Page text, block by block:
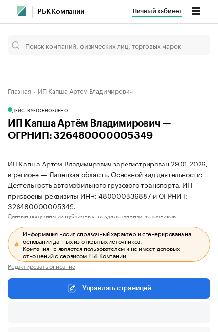
РБК Компании Личный кабинет
Главная ИП Капша Артём Владимирович
ДЕЙСТВУЕТОБНОВЛЕНО
ИП Капша Артём Владимирович —
ОГРНИП: 326480000005349
ИП Капша Артём Владимирович зарегистрирован 29.01.2026,
в регионе — Липецкая область. Основной вид деятельности:
Деятельность автомобильного грузового транспорта. ИП
присвоены реквизиты ИНН: 480000836887 и ОГРНИП:
326480000005349.
Данные получены из публичных государственных источников.
Информация носит справочный характер и сгенерирована на
основании данных из открытых источников.
Компания не является пользователем и не имеет деловых
отношений с сервисом РБК Компании.
Редактировать описание
Управлять страницей